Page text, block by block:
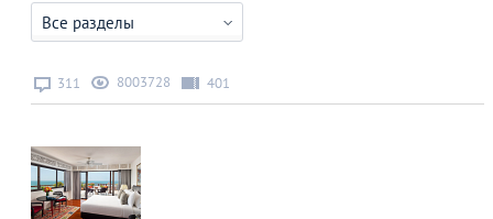
Все разделы
311 8003728 401